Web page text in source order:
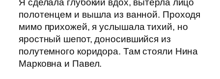
Я сделала глубокий вдох, вытерла лицо
полотенцем и вышла из ванной. Проходя
мимо прихожей, я услышала тихий, но
яростный шепот, доносившийся из
полутемного коридора. Там стояли Нина
Марковна и Павел.